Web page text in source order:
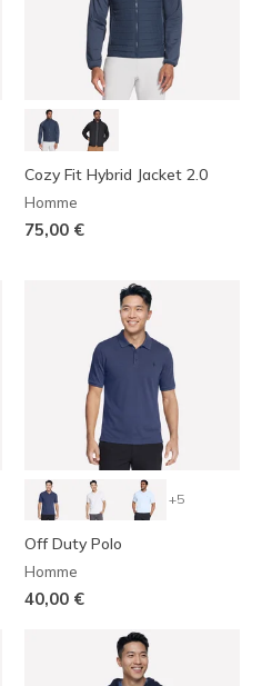
Cozy Fit Hybrid Jacket 2.0
Homme
75,00 €
+5
Off Duty Polo
Homme
40,00 €